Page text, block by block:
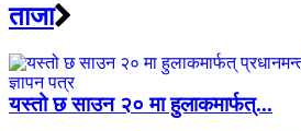
ताजा
यस्तो छ साउन २० मा हुलाकमार्फत्...